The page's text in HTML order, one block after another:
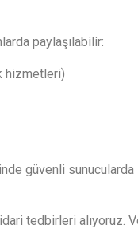
paylaşılabilir:
hizmetleri)
güvenli sunucularda
tedbirleri alıyoruz.